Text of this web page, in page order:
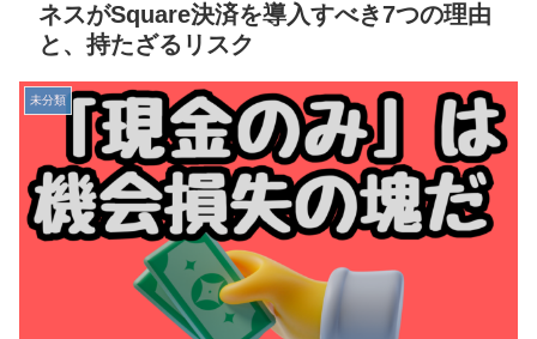
ネスがSquare決済を導入すべき7つの理由
と、持たざるリスク
未分類